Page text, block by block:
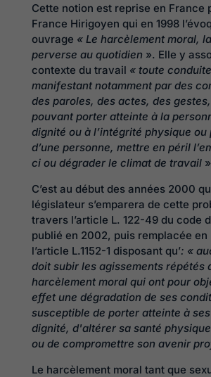
Cette notion est reprise en France
France Hirigoyen qui en 1998
ouvrage « Le harcèlement moral,
perverse au quotidien ». Elle y
contexte du travail « toute
manifestant notamment par des
des paroles, des actes, des
pouvant porter atteinte à la
dignité ou à l’intégrité physique ou
d’une personne, mettre en péril
ci ou dégrader le climat de travail
C’est au début des années 2000
législateur s’emparera de cette
travers l’article L. 122-49 du code
publié en 2002, puis remplacée
l’article L.1152-1 disposant qu’: «
doit subir les agissements répétés
harcèlement moral qui ont pour
effet une dégradation de ses
susceptible de porter atteinte à
dignité, d'altérer sa santé
ou de compromettre son avenir
Le harcèlement moral tant que